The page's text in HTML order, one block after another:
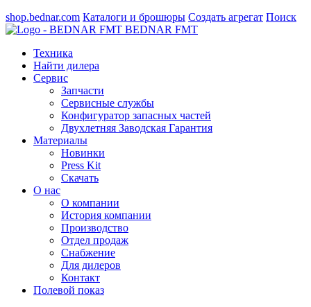
shop.bednar.com Каталоги и брошюры Создать агрегат Поиск
BEDNAR FMT
Техника
Найти дилера
Сервис
Запчасти
Сервисные службы
Конфигуратор запасных частей
Двухлетняя Заводская Гарантия
Материалы
Новинки
Press Kit
Скачать
О нас
О компании
История компании
Производство
Отдел продаж
Cнабжение
Для дилеров
Контакт
Полевой показ